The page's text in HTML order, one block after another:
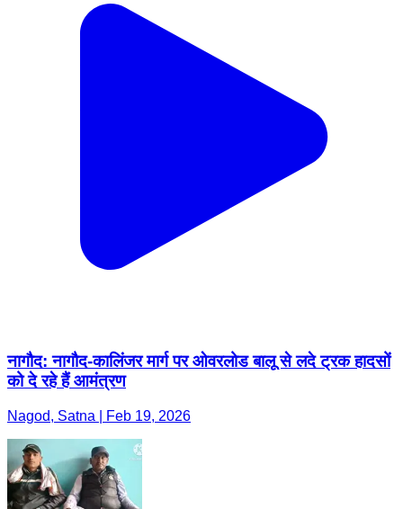
नागौद: नागौद-कालिंजर मार्ग पर ओवरलोड बालू से लदे ट्रक हादसों
को दे रहे हैं आमंत्रण
Nagod, Satna | Feb 19, 2026